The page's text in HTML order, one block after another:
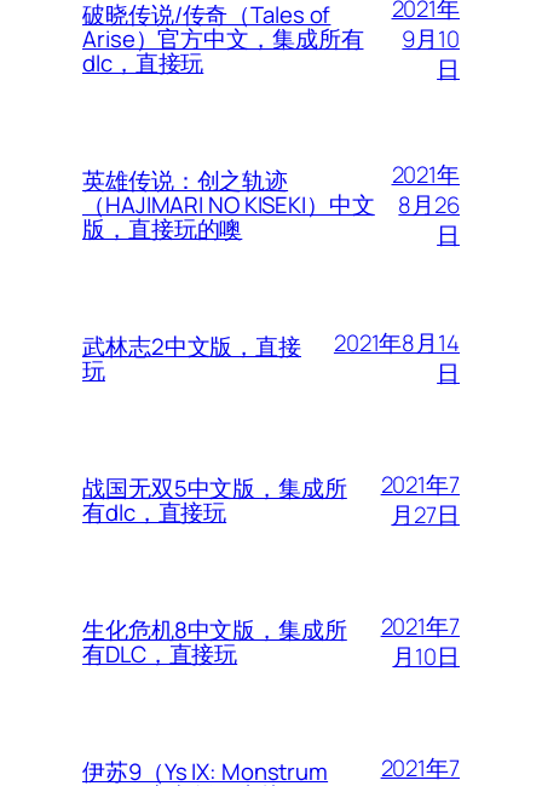
破晓传说/传奇（Tales of
Arise）官方中文，集成所有
dlc，直接玩
2021年
9月10
日
英雄传说：创之轨迹
（HAJIMARI NO KISEKI）中文
版，直接玩的噢
2021年
8月26
日
武林志2中文版，直接
玩
2021年8月14
日
战国无双5中文版，集成所
有dlc，直接玩
2021年7
月27日
生化危机8中文版，集成所
有DLC，直接玩
2021年7
月10日
伊苏9（Ys IX: Monstrum
2021年7